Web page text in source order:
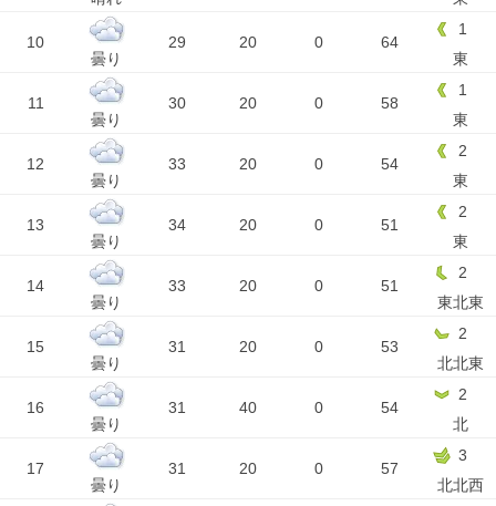
10
曇り
29 20 0 64
1
東
11
曇り
30 20 0 58
1
東
12
曇り
33 20 0 54
2
東
13
曇り
34 20 0 51
2
東
14
曇り
33 20 0 51
2
東北東
15
曇り
31 20 0 53
2
北北東
16
曇り
31 40 0 54
2
北
17
曇り
31 20 0 57
3
北北西